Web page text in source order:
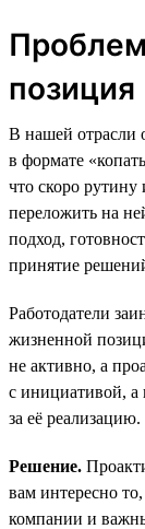
позиция
В нашей отрасли
в формате
что скоро рутину
переложить на
подход,
принятие
Работодатели
жизненной
не активно, а
с инициативой, а
за её реализацию.
Решение.
вам интересно
компании и